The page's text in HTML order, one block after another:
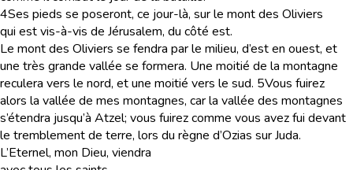
4Ses pieds se poseront, ce jour-là, sur le mont des Oliviers
qui est vis-à-vis de Jérusalem, du côté est.
Le mont des Oliviers se fendra par le milieu, d’est en ouest, et
une très grande vallée se formera. Une moitié de la montagne
reculera vers le nord, et une moitié vers le sud. 5Vous fuirez
alors la vallée de mes montagnes, car la vallée des montagnes
s’étendra jusqu’à Atzel; vous fuirez comme vous avez fui devant
le tremblement de terre, lors du règne d’Ozias sur Juda.
L’Eternel, mon Dieu, viendra